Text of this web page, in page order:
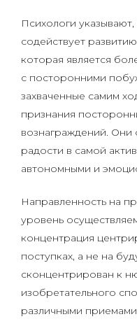
Психологи
содействует
которая является
с посторонними
захваченные самим
признания
вознаграждений. Они
радости в самой
автономными и
Направленность на
уровень
концентрация
поступках, а не на
сконцентрирован к
изобретательного
различными